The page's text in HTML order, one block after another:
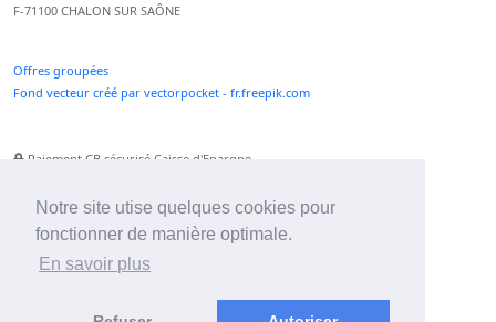
Notre site utise quelques cookies pour
fonctionner de manière optimale.
En savoir plus
F-71100 CHALON SUR SAÔNE
Offres groupées
Fond vecteur créé par vectorpocket - fr.freepik.com
Paiement CB sécurisé Caisse d'Epargne
Paiement Paypal accepté